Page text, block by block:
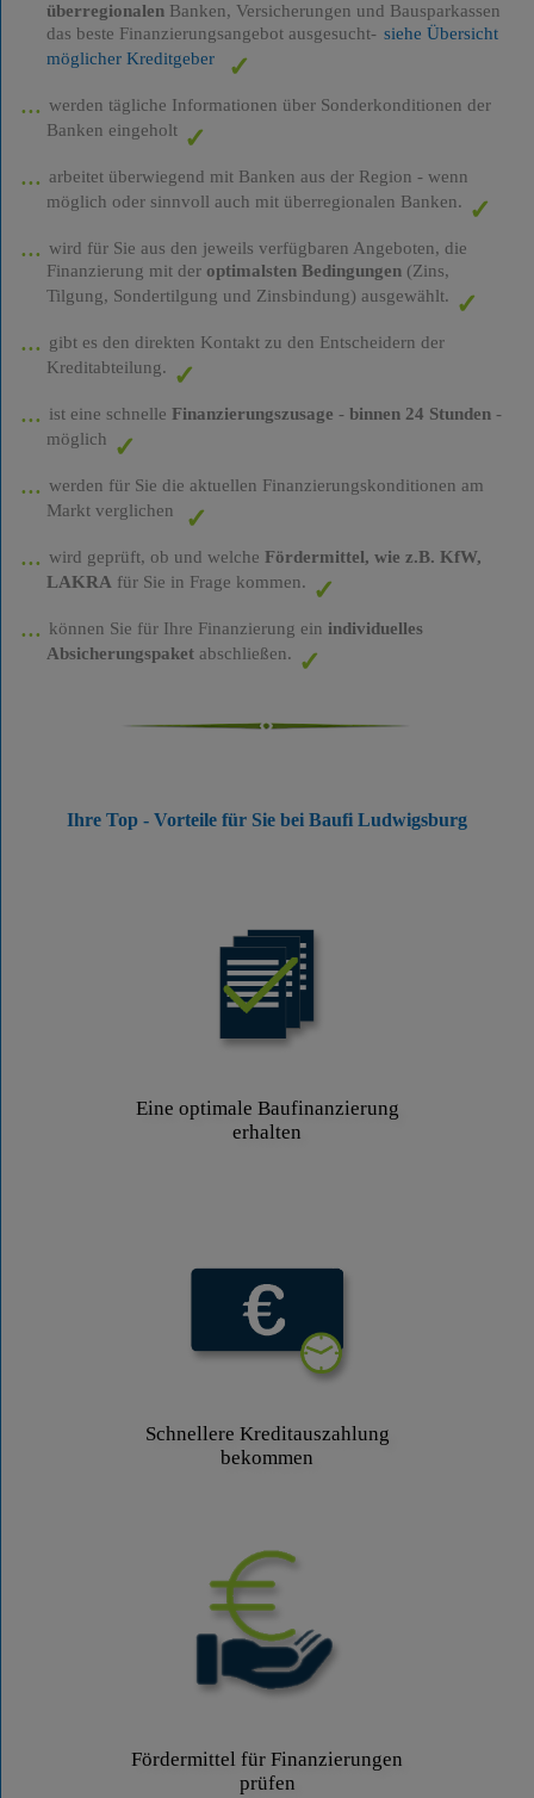
überregionalenBanken, Versicherungen und Bausparkassen
das beste Finanzierungsangebot ausgesucht- siehe Übersicht
möglicher Kreditgeber
werden tägliche Informationen über Sonderkonditionen der
Banken eingeholt
arbeitet überwiegend mit Banken aus der Region - wenn
möglich oder sinnvoll auch mit überregionalen Banken.
wird für Sie aus den jeweils verfügbaren Angeboten, die
Finanzierung mit der optimalsten Bedingungen(Zins,
Tilgung, Sondertilgung und Zinsbindung) ausgewählt.
gibt es den direkten Kontakt zu den Entscheidern der
Kreditabteilung.
ist eine schnelle Finanzierungszusage - binnen 24 Stunden-
möglich
werden für Sie die aktuellen Finanzierungskonditionen am
Markt verglichen
wird geprüft, ob und welche Fördermittel, wie z.B. KfW,
LAKRA für Sie in Frage kommen.
können Sie für Ihre Finanzierung ein individuelles
Absicherungspaketabschließen.
Ihre Top - Vorteile für Sie bei Baufi Ludwigsburg
Eine optimale Baufinanzierung
erhalten
Schnellere Kreditauszahlung
bekommen
Fördermittel für Finanzierungen
prüfen